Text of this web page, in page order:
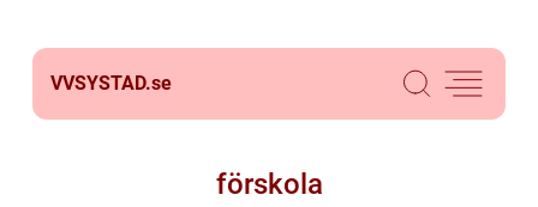
VVSYSTAD.se
förskola